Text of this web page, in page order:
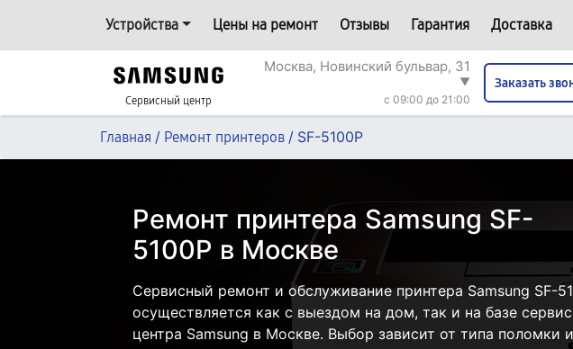
Устройства Цены на ремонт Отзывы Гарантия Доставка
Сервисный центр
Москва, Новинский бульвар, 31
▼
c 09:00 до 21:00
Заказать
Главная / Ремонт принтеров / SF-5100P
Ремонт принтера Samsung SF-
5100P в Москве
Сервисный ремонт и обслуживание принтера Samsung SF-
осуществляется как с выездом на дом, так и на базе
центра Samsung в Москве. Выбор зависит от типа поломки и